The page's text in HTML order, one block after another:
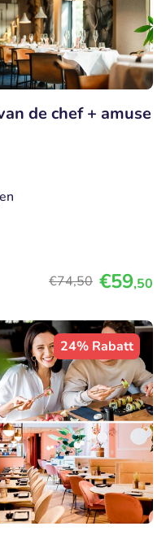
de chef + amuse
€74,50 €59,50
24% Rabatt